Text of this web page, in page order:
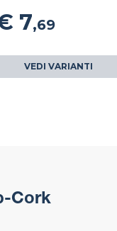
7,69
VEDI VARIANTI
Cork